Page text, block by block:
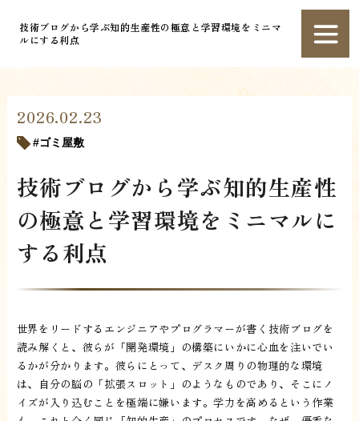
技術ブログから学ぶ知的生産性の極意と学習環境をミニマ
ルにする利点
2026.02.23
ゴミ屋敷
技術ブログから学ぶ知的生産性
の極意と学習環境をミニマルに
する利点
世界をリードするエンジニアやプログラマーが書く技術ブログを
読み解くと、彼らが「開発環境」の構築にいかに心血を注いでい
るかが分かります。彼らにとって、デスク周りの物理的な環境
は、自分の脳の「拡張スロット」のようなものであり、そこにノ
イズが入り込むことを極端に嫌います。学力を高めるという作業